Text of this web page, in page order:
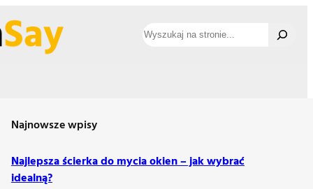
Szukaj
Najnowsze wpisy
Najlepsza ścierka do mycia okien – jak wybrać
idealną?